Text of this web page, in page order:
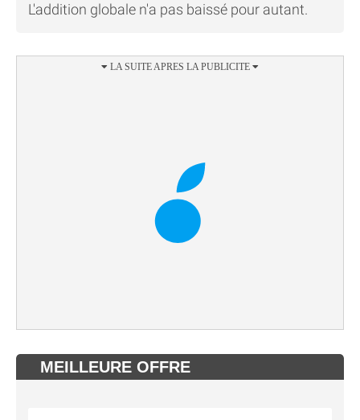
L'addition globale n'a pas baissé pour autant.
MEILLEURE OFFRE